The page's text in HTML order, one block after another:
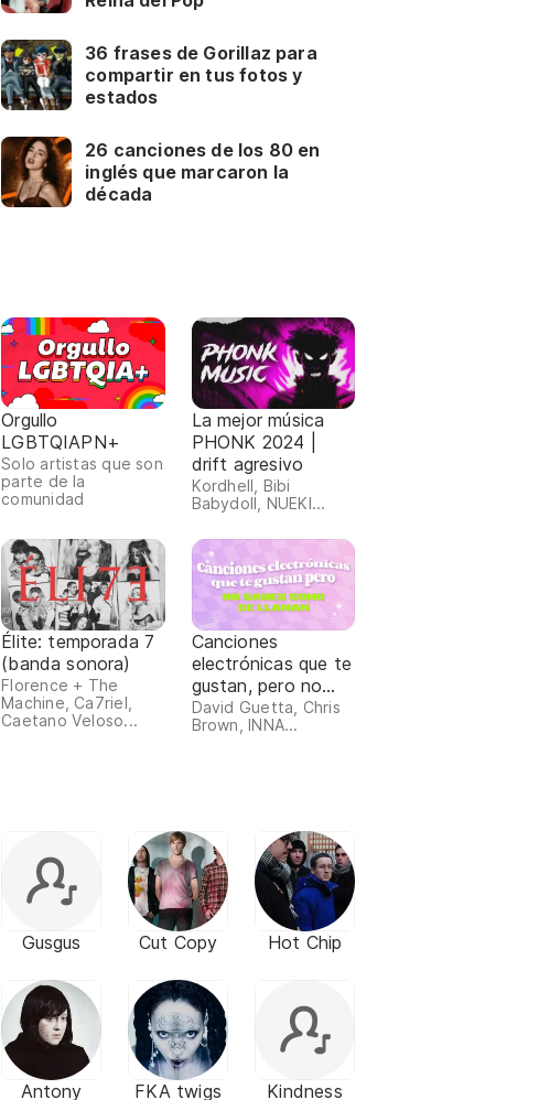
36 frases de Gorillaz para
compartir en tus fotos y
estados
26 canciones de los 80 en
inglés que marcaron la
década
Orgullo
LGBTQIAPN+
Solo artistas que son
parte de la
comunidad
La mejor música
PHONK 2024 |
drift agresivo
Kordhell, Bibi
Babydoll, NUEKI...
Élite: temporada 7
(banda sonora)
Florence + The
Machine, Ca7riel,
Caetano Veloso...
Canciones
electrónicas que te
gustan, pero no
sabes cómo se
llaman
David Guetta, Chris
Brown, INNA...
Gusgus Cut Copy Hot Chip
Antony
FKA twigs Kindness